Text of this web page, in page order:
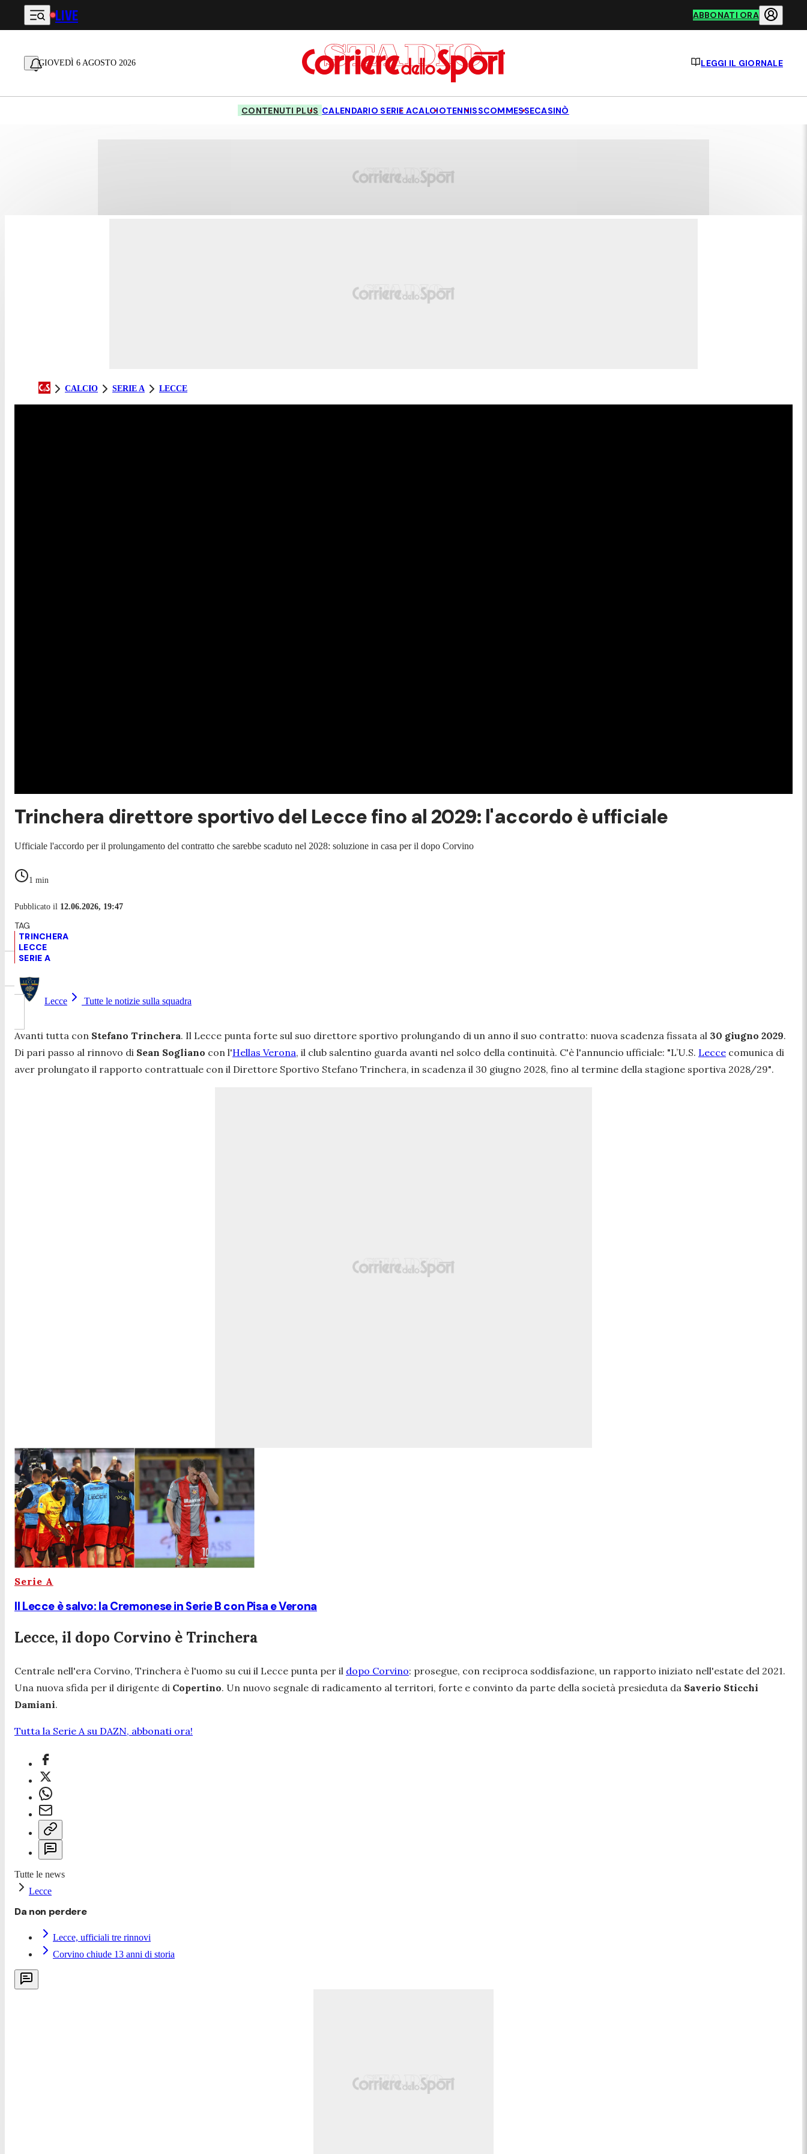
Vai al contenuto principale
LIVE ABBONATI ORA
GIOVEDÌ 6 AGOSTO 2026 LEGGI IL GIORNALE
CONTENUTI PLUS CALENDARIO SERIE ACALCIOTENNISSCOMMESSECASINÒ
CALCIO SERIE A LECCE
Trinchera direttore sportivo del Lecce fino al 2029: l'accordo è ufficiale
Ufficiale l'accordo per il prolungamento del contratto che sarebbe scaduto nel 2028: soluzione in casa per il dopo Corvino
1 min
Pubblicato il 12.06.2026, 19:47
TRINCHERA
LECCE
SERIE A
Lecce Tutte le notizie sulla squadra
Avanti tutta con Stefano Trinchera. Il Lecce punta forte sul suo direttore sportivo prolungando di un anno il suo contratto: nuova scadenza fissata al 30 giugno 2029.
Di pari passo al rinnovo di Sean Sogliano con l'Hellas Verona, il club salentino guarda avanti nel solco della continuità. C'è l'annuncio ufficiale: "L’U.S. Lecce comunica di
aver prolungato il rapporto contrattuale con il Direttore Sportivo Stefano Trinchera, in scadenza il 30 giugno 2028, fino al termine della stagione sportiva 2028/29".
Serie A
Il Lecce è salvo: la Cremonese in Serie B con Pisa e Verona
Lecce, il dopo Corvino è Trinchera
Centrale nell'era Corvino, Trinchera è l'uomo su cui il Lecce punta per il dopo Corvino: prosegue, con reciproca soddisfazione, un rapporto iniziato nell'estate del 2021.
Una nuova sfida per il dirigente di Copertino. Un nuovo segnale di radicamento al territori, forte e convinto da parte della società presieduta da Saverio Sticchi
Damiani.
Tutta la Serie A su DAZN, abbonati ora!
Tutte le news
Lecce
Da non perdere
Lecce, ufficiali tre rinnovi
Corvino chiude 13 anni di storia